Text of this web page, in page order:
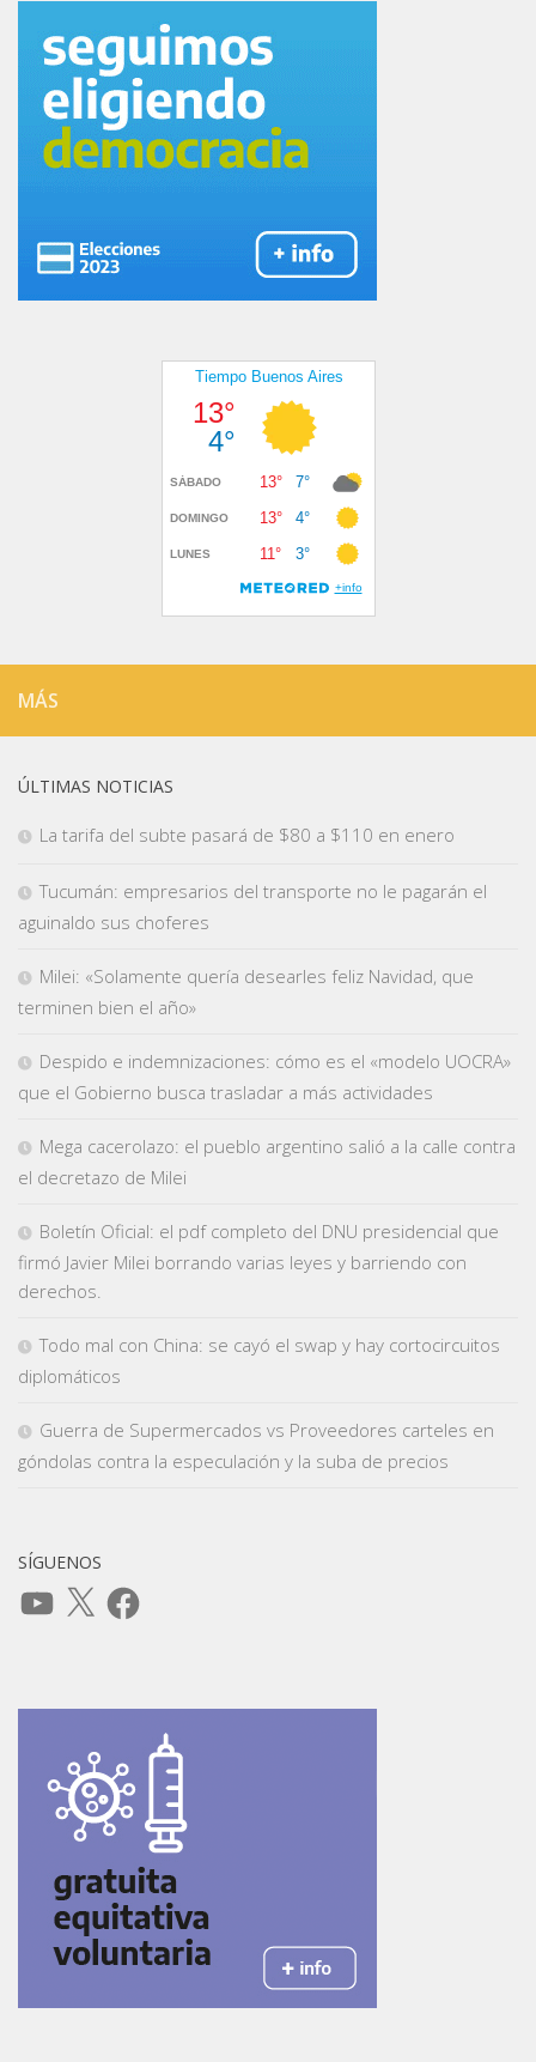
MÁS
ÚLTIMAS NOTICIAS
La tarifa del subte pasará de $80 a $110 en enero
Tucumán: empresarios del transporte no le pagarán el
aguinaldo sus choferes
Milei: «Solamente quería desearles feliz Navidad, que
terminen bien el año»
Despido e indemnizaciones: cómo es el «modelo UOCRA»
que el Gobierno busca trasladar a más actividades
Mega cacerolazo: el pueblo argentino salió a la calle contra
el decretazo de Milei
Boletín Oficial: el pdf completo del DNU presidencial que
firmó Javier Milei borrando varias leyes y barriendo con
derechos.
Todo mal con China: se cayó el swap y hay cortocircuitos
diplomáticos
Guerra de Supermercados vs Proveedores carteles en
góndolas contra la especulación y la suba de precios
SÍGUENOS
YouTube
X Facebook